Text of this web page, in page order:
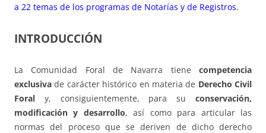
a 22 temas de los programas de Notarías y de Registros.
INTRODUCCIÓN
La Comunidad Foral de Navarra tiene competencia
exclusiva de carácter histórico en materia de Derecho Civil
Foral y, consiguientemente, para su conservación,
modificación y desarrollo, así como para articular las
normas del proceso que se deriven de dicho derecho